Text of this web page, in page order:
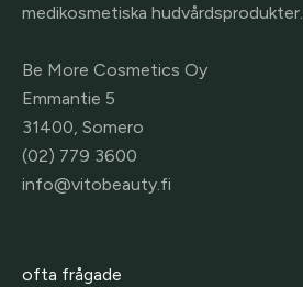
medikosmetiska hudvårdsprodukter.
Be More Cosmetics Oy
Emmantie 5
31400, Somero
(02) 779 3600
info@vitobeauty.fi
ofta frågade